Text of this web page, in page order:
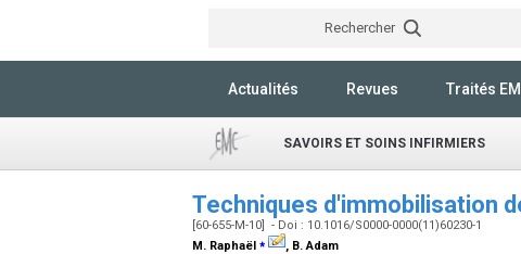
Rechercher
Actualités Revues Traités
SAVOIRS ET SOINS INFIRMIERS
Techniques d'immobilisation
[60-655-M-10] - Doi : 10.1016/S0000-0000(11)60230-1
M. Raphaël ⁎
, B. Adam